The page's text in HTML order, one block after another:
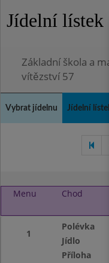
Jídelní lístek
Základní škola a
vítězství 57
Vybrat jídelnu Jídelní
Menu Chod
1
Polévka
Jídlo
Příloha